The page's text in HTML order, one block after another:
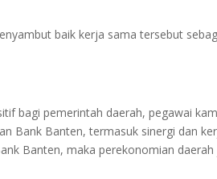
baik kerja sama tersebut
bagi pemerintah daerah, pegawai
Bank Banten, termasuk sinergi dan
Banten, maka perekonomian